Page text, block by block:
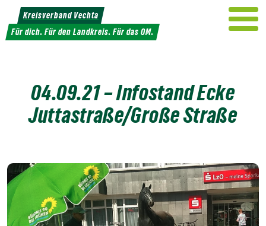
Weiter
zum
Inhalt
Kreisverband Vechta
Für dich. Für den Landkreis. Für das OM.
04.09.21 – Infostand Ecke
Juttastraße/Große Straße